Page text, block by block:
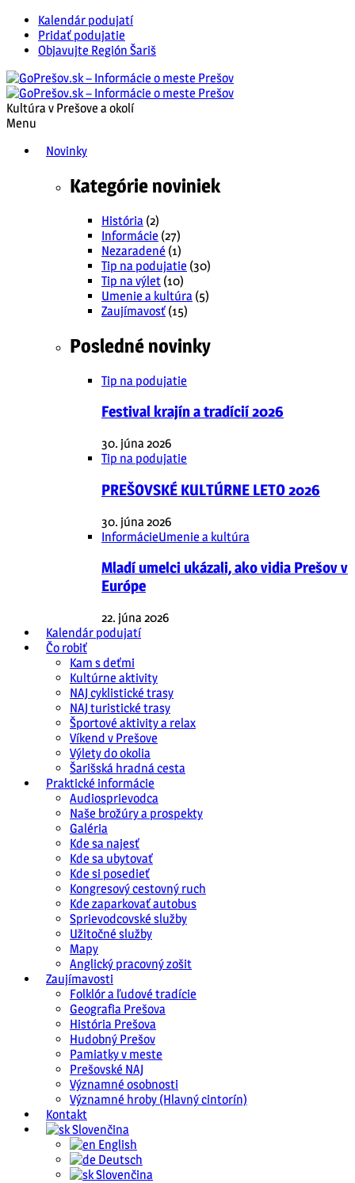
Kalendár podujatí
Pridať podujatie
Objavujte Región Šariš
Kultúra v Prešove a okolí
Menu
Novinky
Kategórie noviniek
História (2)
Informácie (27)
Nezaradené (1)
Tip na podujatie (30)
Tip na výlet (10)
Umenie a kultúra (5)
Zaujímavosť (15)
Posledné novinky
Tip na podujatie
Festival krajín a tradícií 2026
30. júna 2026
Tip na podujatie
PREŠOVSKÉ KULTÚRNE LETO 2026
30. júna 2026
InformácieUmenie a kultúra
Mladí umelci ukázali, ako vidia Prešov v
Európe
22. júna 2026
Kalendár podujatí
Čo robiť
Kam s deťmi
Kultúrne aktivity
NAJ cyklistické trasy
NAJ turistické trasy
Športové aktivity a relax
Víkend v Prešove
Výlety do okolia
Šarišská hradná cesta
Praktické informácie
Audiosprievodca
Naše brožúry a prospekty
Galéria
Kde sa najesť
Kde sa ubytovať
Kde si posedieť
Kongresový cestovný ruch
Kde zaparkovať autobus
Sprievodcovské služby
Užitočné služby
Mapy
Anglický pracovný zošit
Zaujímavosti
Folklór a ľudové tradície
Geografia Prešova
História Prešova
Hudobný Prešov
Pamiatky v meste
Prešovské NAJ
Významné osobnosti
Významné hroby (Hlavný cintorín)
Kontakt
Slovenčina
English
Deutsch
Slovenčina